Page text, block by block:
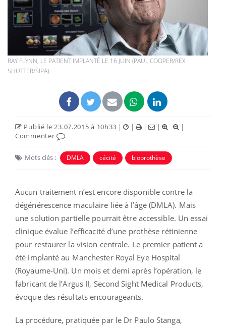
RAY FLYNN, LE PATIENT IMPLANTÉ LE 16 JUIN (PAUL COOPER/REX
SHUTTER/SIPA)
Publié le 23.07.2015 à 10h33 | | | |
|
Commenter
Mots clés : DMLA cécité bioprothèse
Aucun traitement n’est encore disponible contre la
dégénérescence maculaire liée à l’âge (DMLA). Mais
une solution partielle pourrait être accessible. Un essai
clinique évalue l’efficacité d’une prothèse rétinienne
pour restaurer la vision centrale. Le premier patient a
été implanté au Manchester Royal Eye Hospital
(Royaume-Uni). Un mois et demi après l’opération, le
fabricant de l’Argus II, Second Sight Medical Products,
évoque des résultats encourageants.
La procédure, pratiquée par le Dr Paulo Stanga,